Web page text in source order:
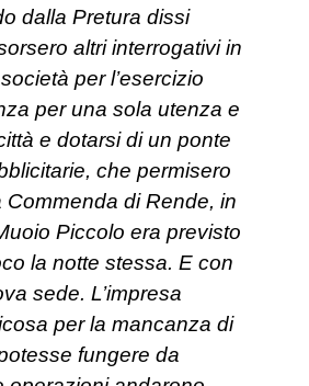
dalla Pretura dissi
altri interrogativi in
per l’esercizio
per una sola utenza e
e dotarsi di un ponte
che permisero
di Rende, in
Piccolo era previsto
la notte stessa. E con
sede. L’impresa
per la mancanza di
fungere da